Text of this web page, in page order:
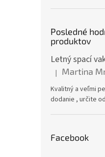
Posledné
produktov
Hodnotenie
| Martina
Kvalitný a veľmi
dodanie , určite
Facebook